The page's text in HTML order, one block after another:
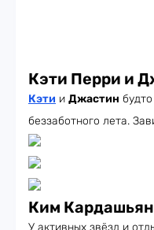
Кэти Перри и
Кэти и Джастин
беззаботного лета.
Ким
У активных звёзд и